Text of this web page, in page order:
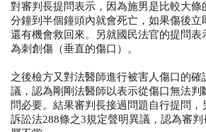
對審判長提問表示，因為施男是比較大條
分鐘到半個鐘頭內就會死亡，如果傷後立
還有機會救回來。另就國民法官的提問表
為刺創傷（垂直的傷口）。
之後檢方又對法醫師進行被害人傷口的確
議，認為剛剛法醫師以表示從傷口無法判
問必要。結果審判長接過問題自行提問
訴訟法288條之3規定聲明異議，認為審